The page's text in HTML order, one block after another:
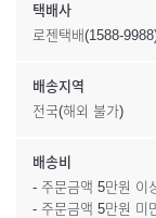
택배사
로젠택배(1588-
배송지역
전국(해외 불가)
배송비
- 주문금액 5만원 이
- 주문금액 5만원 미